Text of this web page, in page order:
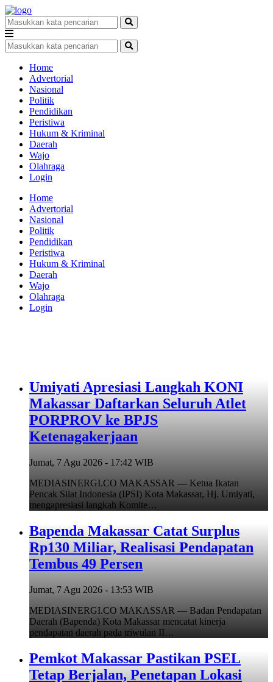
Home
Advertorial
Nasional
Politik
Pendidikan
Peristiwa
Hukum & Kriminal
Daerah
Wajo
Olahraga
Login
Home
Advertorial
Nasional
Politik
Pendidikan
Peristiwa
Hukum & Kriminal
Daerah
Wajo
Olahraga
Login
Umiyati Apresiasi Langkah KONI
Makassar Daftarkan Seluruh Atlet
PORPROV ke BPJS
Ketenagakerjaan
Jumat, 7 Agu 2026 - 17:42 WIB
MEDIASINERGI.CO MAKASSAR — Ketua Ikatan
Pencak Silat Indonesia (IPSI) Kota Makassar, Hj. Umiyati,
mengapresiasi langkah Komite…
Bapenda Makassar Catat Surplus
Rp130 Miliar, Realisasi Pendapatan
Tembus 49 Persen
Jumat, 7 Agu 2026 - 13:53 WIB
MEDIASINERGI.CO MAKASSAR — Badan Pendapatan
Daerah (Bapenda) Kota Makassar mencatat kinerja
pendapatan daerah pada triwulan II…
Pemkot Makassar Pastikan PSEL
Tetap Berjalan, Penetapan Lokasi